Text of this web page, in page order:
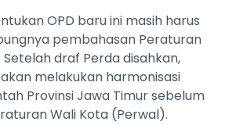
OPD baru ini masih harus
pembahasan Peraturan
draf Perda disahkan,
melakukan harmonisasi
Provinsi Jawa Timur sebelum
Wali Kota (Perwal).